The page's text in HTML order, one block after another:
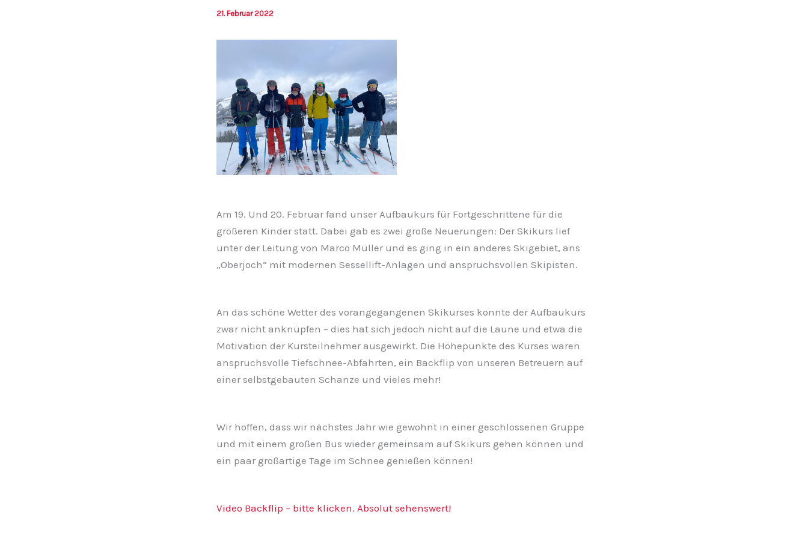
21. Februar 2022
Am 19. Und 20. Februar fand unser Aufbaukurs für Fortgeschrittene für die
größeren Kinder statt. Dabei gab es zwei große Neuerungen: Der Skikurs lief
unter der Leitung von Marco Müller und es ging in ein anderes Skigebiet, ans
„Oberjoch“ mit modernen Sessellift-Anlagen und anspruchsvollen Skipisten.
An das schöne Wetter des vorangegangenen Skikurses konnte der Aufbaukurs
zwar nicht anknüpfen – dies hat sich jedoch nicht auf die Laune und etwa die
Motivation der Kursteilnehmer ausgewirkt. Die Höhepunkte des Kurses waren
anspruchsvolle Tiefschnee-Abfahrten, ein Backflip von unseren Betreuern auf
einer selbstgebauten Schanze und vieles mehr!
Wir hoffen, dass wir nächstes Jahr wie gewohnt in einer geschlossenen Gruppe
und mit einem großen Bus wieder gemeinsam auf Skikurs gehen können und
ein paar großartige Tage im Schnee genießen können!
Video Backflip – bitte klicken. Absolut sehenswert!